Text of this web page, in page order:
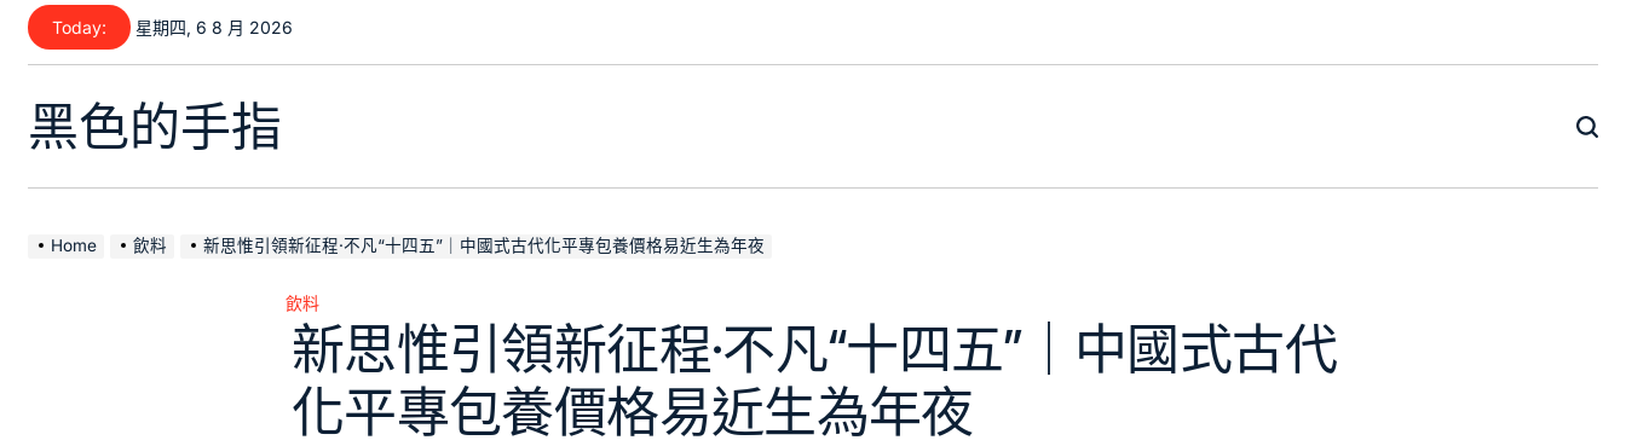
Skip
content
Today: 星期四, 6 8 月 2026
黑色的手指
Home 飲料 新思惟引領新征程·不凡“十四五”｜中國式古代化平專包養價格易近生為年夜
Posted
in
飲料
新思惟引領新征程·不凡“十四五”｜中國式古代
化平專包養價格易近生為年夜